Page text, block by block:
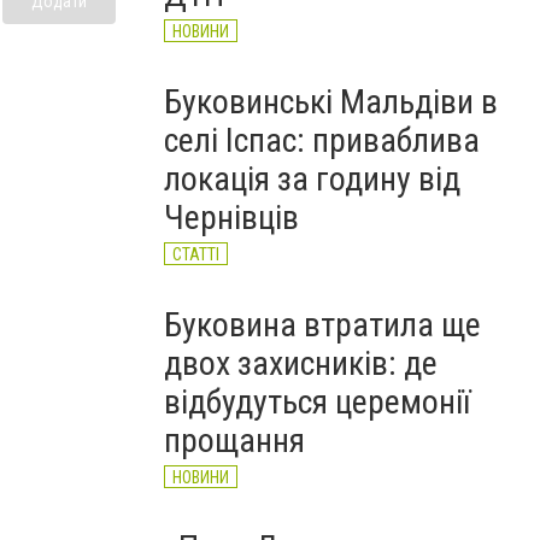
НОВИНИ
Буковинські Мальдіви в
селі Іспас: приваблива
локація за годину від
Чернівців
СТАТТІ
Буковина втратила ще
двох захисників: де
відбудуться церемонії
прощання
НОВИНИ